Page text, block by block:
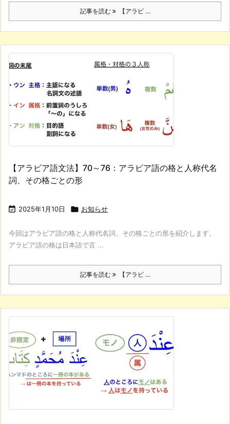
記事を読む 【アラビ ...
【アラビア語文法】70～76：アラビア語の格と人称代名
詞、その格ごとの形
 2025年1月10日  お知らせ
今回はアラビア語の格と人称代名詞、その格ごとの形を紹介します。
アラビア語の格は日本語で言 ...
記事を読む 【アラビ ...